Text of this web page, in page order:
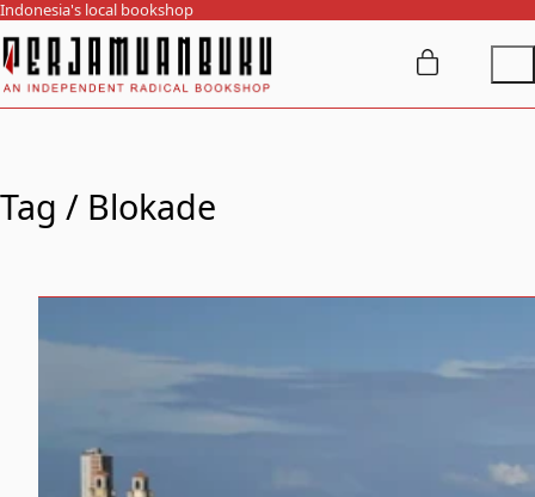
Indonesia's local bookshop
Tag / Blokade